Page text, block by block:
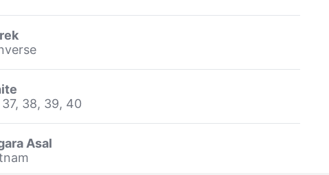
37, 38, 39, 40
Asal